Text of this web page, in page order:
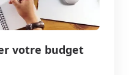
votre budget